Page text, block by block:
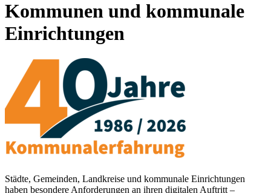
Kommunen und kommunale
Einrichtungen
Städte, Gemeinden, Landkreise und kommunale Einrichtungen
haben besondere Anforderungen an ihren digitalen Auftritt –